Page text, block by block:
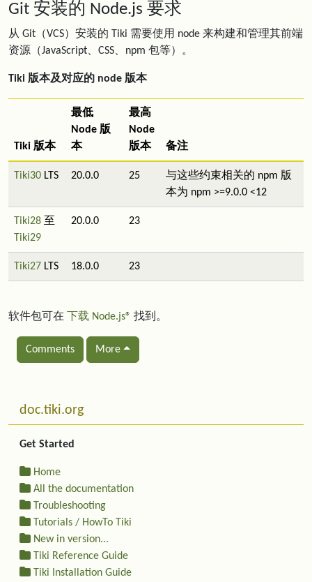
Git 安装的 Node.js 要求
从 Git（VCS）安装的 Tiki 需要使用 node 来构建和管理其前端
资源（JavaScript、CSS、npm 包等）。
Tiki 版本及对应的 node 版本
Tiki 版本
最低
Node 版
本
最高
Node
版本
备注
Tiki30 LTS 20.0.0 25
与这些约束相关的 npm 版
本为 npm >=9.0.0 <12
Tiki28 至
Tiki29
20.0.0 23
Tiki27 LTS 18.0.0 23
软件包可在 下载 Node.js® 找到。
Comments More
More content and functionality (left side)
doc.tiki.org
Get Started
Home
All the documentation
Troubleshooting
Tutorials / HowTo Tiki
New in version...
Tiki Reference Guide
Tiki Installation Guide